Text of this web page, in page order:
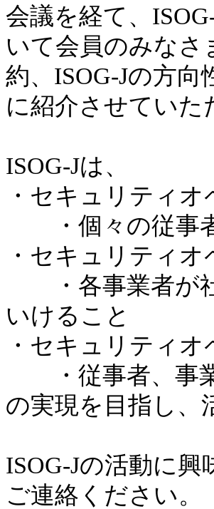
会議を経て、
いて会員のみな
約、ISOG-Jの方
に紹介させていた
ISOG-Jは、
・セキュリティ
・個々の従事者
・セキュリティ
・各事業者が社
いけること
・セキュリティ
・従事者、事業
の実現を目指し、
ISOG-Jの活動に
ご連絡ください。